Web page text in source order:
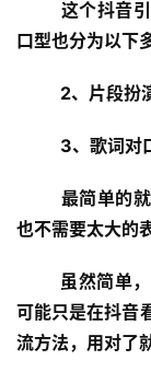
这个抖音
口型也分为以下
2、片段扮
3、歌词对
最简单的
也不需要太大的
虽然简单
可能只是在抖音
流方法，用对了